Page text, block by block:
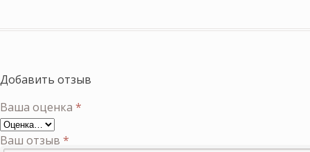
Добавить отзыв
Ваша оценка *
Ваш отзыв *